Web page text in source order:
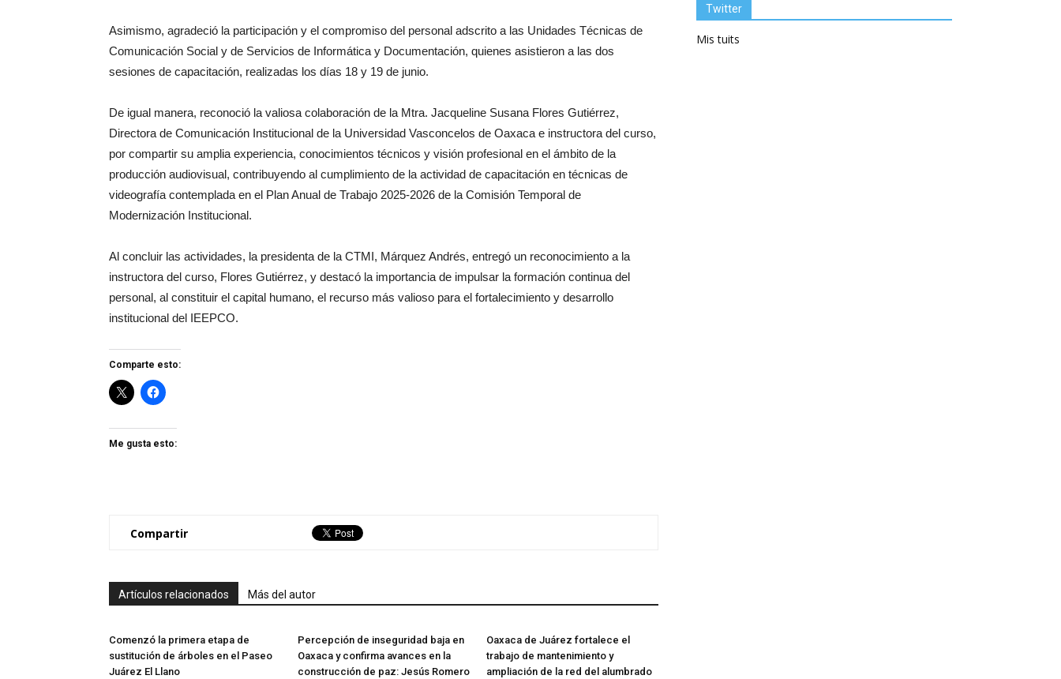
Asimismo, agradeció la participación y el compromiso del personal adscrito a las Unidades Técnicas de
Comunicación Social y de Servicios de Informática y Documentación, quienes asistieron a las dos
sesiones de capacitación, realizadas los días 18 y 19 de junio.
De igual manera, reconoció la valiosa colaboración de la Mtra. Jacqueline Susana Flores Gutiérrez,
Directora de Comunicación Institucional de la Universidad Vasconcelos de Oaxaca e instructora del curso,
por compartir su amplia experiencia, conocimientos técnicos y visión profesional en el ámbito de la
producción audiovisual, contribuyendo al cumplimiento de la actividad de capacitación en técnicas de
videografía contemplada en el Plan Anual de Trabajo 2025-2026 de la Comisión Temporal de
Modernización Institucional.
Al concluir las actividades, la presidenta de la CTMI, Márquez Andrés, entregó un reconocimiento a la
instructora del curso, Flores Gutiérrez, y destacó la importancia de impulsar la formación continua del
personal, al constituir el capital humano, el recurso más valioso para el fortalecimiento y desarrollo
institucional del IEEPCO.
Comparte esto:
Me gusta esto:
Compartir
Artículos relacionados Más del autor
Comenzó la primera etapa de
sustitución de árboles en el Paseo
Juárez El Llano
Percepción de inseguridad baja en
Oaxaca y confirma avances en la
construcción de paz: Jesús Romero
Oaxaca de Juárez fortalece el
trabajo de mantenimiento y
ampliación de la red del alumbrado
Twitter
Mis tuits